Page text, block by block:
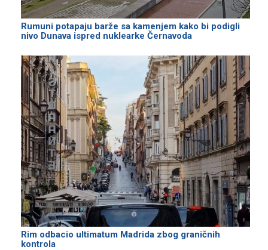
Rumuni potapaju barže sa kamenjem kako bi podigli
nivo Dunava ispred nuklearke Černavoda
Rim odbacio ultimatum Madrida zbog graničnih
kontrola